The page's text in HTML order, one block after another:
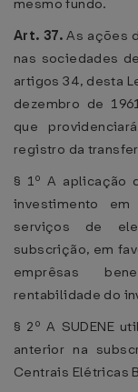
mesmo fundo.
Art. 37.As ações
nas sociedades
artigos 34, desta
dezembro de
que
registro da
§ 1º A aplicação
investimento
serviços de
subscrição, em
emprêsas
rentabilidade do
§ 2º A SUDENE
anterior na
Centrais Elétricas